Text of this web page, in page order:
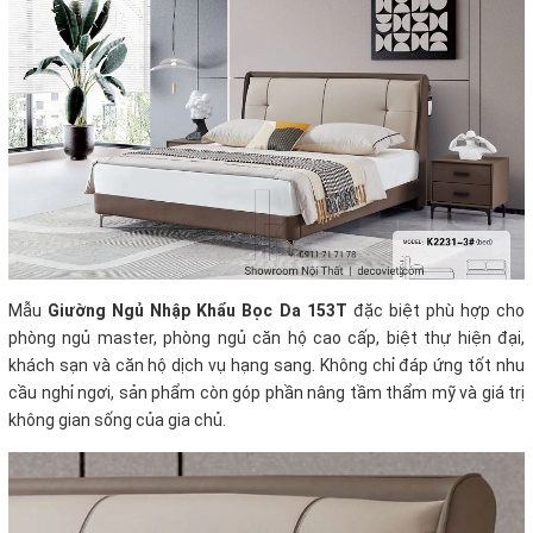
Mẫu Giường Ngủ Nhập Khẩu Bọc Da 153T đặc biệt phù hợp cho
phòng ngủ master, phòng ngủ căn hộ cao cấp, biệt thự hiện đại,
khách sạn và căn hộ dịch vụ hạng sang. Không chỉ đáp ứng tốt nhu
cầu nghỉ ngơi, sản phẩm còn góp phần nâng tầm thẩm mỹ và giá trị
không gian sống của gia chủ.